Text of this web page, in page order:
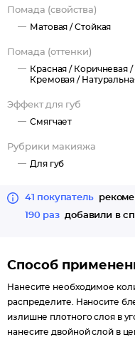
скользящий аппликатор
помаду, распределяет её
Помада (свойства)
Матовая /Стойкая
Помада (оттенки)
Красная / Коричневая /
Кремовая /
Эффект для губ
Смягчает
Рубрики макияжа
Для губ
41 покупатель
190 раз добавили в
Способ
Нанесите необходимое
распределите. Наносите
излишне плотного слоя в
нанесите двойной слой в